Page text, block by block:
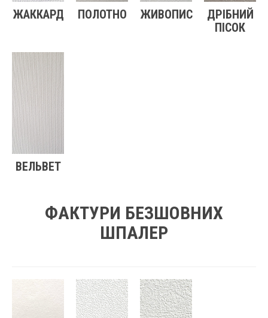
ЖАККАРД ПОЛОТНО ЖИВОПИС
ДРІБНИЙ
ПІСОК
ВЕЛЬВЕТ
ФАКТУРИ БЕЗШОВНИХ
ШПАЛЕР